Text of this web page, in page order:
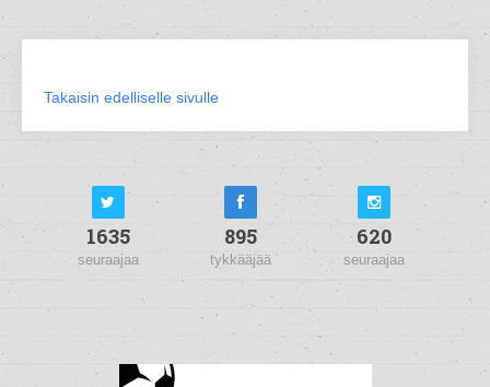
Takaisin edelliselle sivulle
1635
seuraajaa
895
tykkääjää
620
seuraajaa